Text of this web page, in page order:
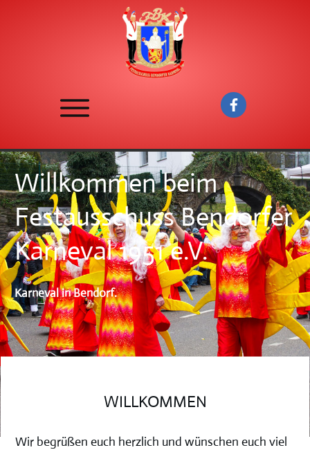
Willkommen beim
Festausschuss Bendorfer
Karneval 1951 e.V.
Karneval in Bendorf.
WILLKOMMEN
Wir begrüßen euch herzlich und wünschen euch viel